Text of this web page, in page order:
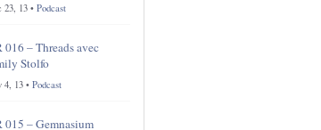
23, 13 •Podcast
016 – Threads avec
Stolfo
4, 13 •Podcast
015 – Gemnasium